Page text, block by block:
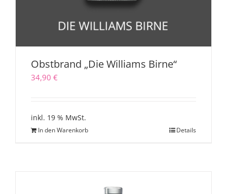
Obstbrand „Die Williams Birne“
34,90 €
inkl. 19 % MwSt.
In den Warenkorb Details